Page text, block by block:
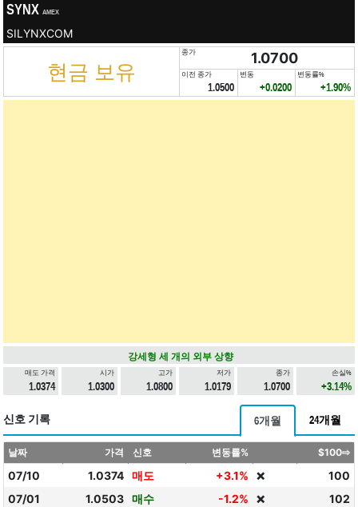
SYNX AMEX
SILYNXCOM
현금 보유
종가 1.0700
이전 종가
1.0500
변동
+0.0200
변동률%
+1.90%
강세형 세 개의 외부 상향
매도 가격
1.0374
시가
1.0300
고가
1.0800
저가
1.0179
종가
1.0700
손실%
+3.14%
신호 기록 6개월 24개월
날짜 가격 신호 변동률% $100⇨
07/10 1.0374 매도 +3.1% ❌
100
07/01
1.0503 매수 -1.2% ❌
102